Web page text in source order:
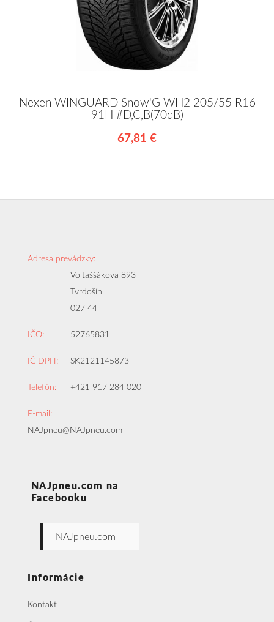
Nexen WINGUARD Snow'G WH2 205/55 R16
91H #D,C,B(70dB)
67,81 €
Adresa prevádzky:
Vojtaššákova 893
Tvrdošín
027 44
IČO: 52765831
IČ DPH: SK2121145873
Telefón: +421 917 284 020
E-mail:
NAJpneu@NAJpneu.com
NAJpneu.com na
Facebooku
NAJpneu.com
Informácie
Kontakt